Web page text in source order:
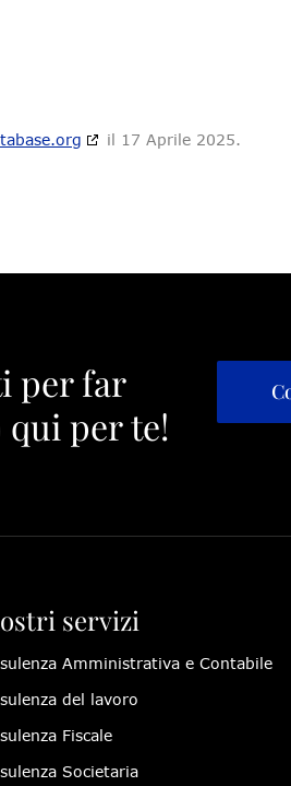
il 17 Aprile 2025.
per far
qui per te!
servizi
Amministrativa e Contabile
del lavoro
Fiscale
Societaria